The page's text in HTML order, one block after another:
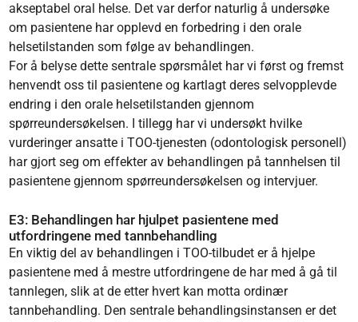
akseptabel oral helse. Det var derfor naturlig å undersøke
om pasientene har opplevd en forbedring i den orale
helsetilstanden som følge av behandlingen.
For å belyse dette sentrale spørsmålet har vi først og fremst
henvendt oss til pasientene og kartlagt deres selvopplevde
endring i den orale helsetilstanden gjennom
spørreundersøkelsen. I tillegg har vi undersøkt hvilke
vurderinger ansatte i TOO-tjenesten (odontologisk personell)
har gjort seg om effekter av behandlingen på tannhelsen til
pasientene gjennom spørreundersøkelsen og intervjuer.
E3: Behandlingen har hjulpet pasientene med
utfordringene med tannbehandling
En viktig del av behandlingen i TOO-tilbudet er å hjelpe
pasientene med å mestre utfordringene de har med å gå til
tannlegen, slik at de etter hvert kan motta ordinær
tannbehandling. Den sentrale behandlingsinstansen er det